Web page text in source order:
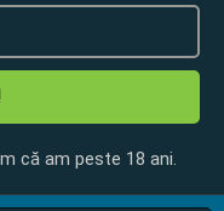
că am peste 18 ani.